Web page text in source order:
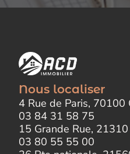
Nous localiser
4 Rue de Paris, 70100
03 84 31 58 75
15 Grande Rue,
03 80 55 55 00